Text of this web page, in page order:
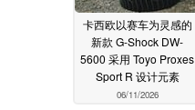
卡西欧以赛车为灵感的
新款 G-Shock DW-
5600 采用 Toyo Proxes
Sport R 设计元素
06/11/2026